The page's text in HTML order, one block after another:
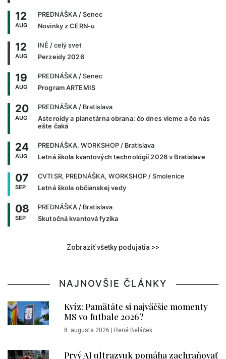
12
AUG
PREDNÁŠKA / Senec
Novinky z CERN-u
12
AUG
INÉ / celý svet
Perzeidy 2026
19
AUG
PREDNÁŠKA / Senec
Program ARTEMIS
20
AUG
PREDNÁŠKA / Bratislava
Asteroidy a planetárna obrana: čo dnes vieme a čo nás
ešte čaká
24
AUG
PREDNÁŠKA, WORKSHOP / Bratislava
Letná škola kvantových technológií 2026 v Bratislave
07
SEP
CVTI SR, PREDNÁŠKA, WORKSHOP / Smolenice
Letná škola občianskej vedy
08
SEP
PREDNÁŠKA / Bratislava
Skutočná kvantová fyzika
Zobraziť všetky podujatia >>
NAJNOVŠIE ČLÁNKY
Kvíz: Pamätáte si najväčšie momenty
MS vo futbale 2026?
8. augusta 2026 René Beláček
Prvý AI ultrazvuk pomáha zachraňovať